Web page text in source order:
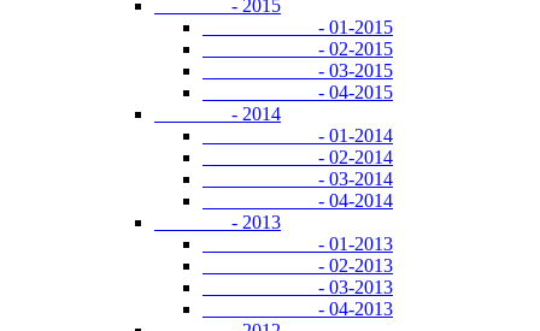
- 2015
- 01-2015
- 02-2015
- 03-2015
- 04-2015
- 2014
- 01-2014
- 02-2014
- 03-2014
- 04-2014
- 2013
- 01-2013
- 02-2013
- 03-2013
- 04-2013